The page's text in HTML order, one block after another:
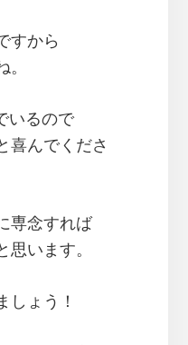
すから
。
いるので
喜んでくださ
専念すれば
思います。
しょう！